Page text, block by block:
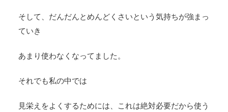
そして、だんだんとめんどくさいという気持ちが強まっ
ていき
あまり使わなくなってました。
それでも私の中では
見栄えをよくするためには、これは絶対必要だから使う